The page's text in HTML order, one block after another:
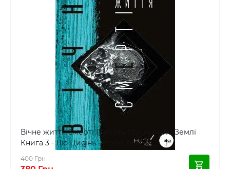
Вічне життя Смерті Пам'ять про минуле Землі
Книга 3 - Лю Цисінь - BookChef
400 Грн